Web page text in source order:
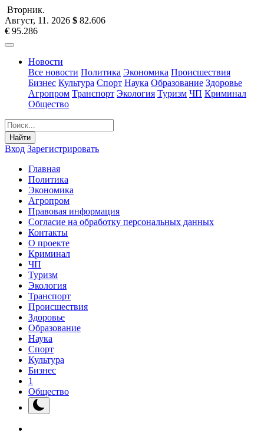
Вторник.
Август, 11 . 2026 $ 82.606
€ 95.286
Новости
Все новости Политика Экономика Происшествия
Бизнес Культура Спорт Наука Образование Здоровье
Агропром Транспорт Экология Туризм ЧП Криминал
Общество
Найти
Вход Зарегистрировать
Главная
Политика
Экономика
Агропром
Правовая информация
Согласие на обработку персональных данных
Контакты
О проекте
Криминал
ЧП
Туризм
Экология
Транспорт
Происшествия
Здоровье
Образование
Наука
Спорт
Культура
Бизнес
1
Общество